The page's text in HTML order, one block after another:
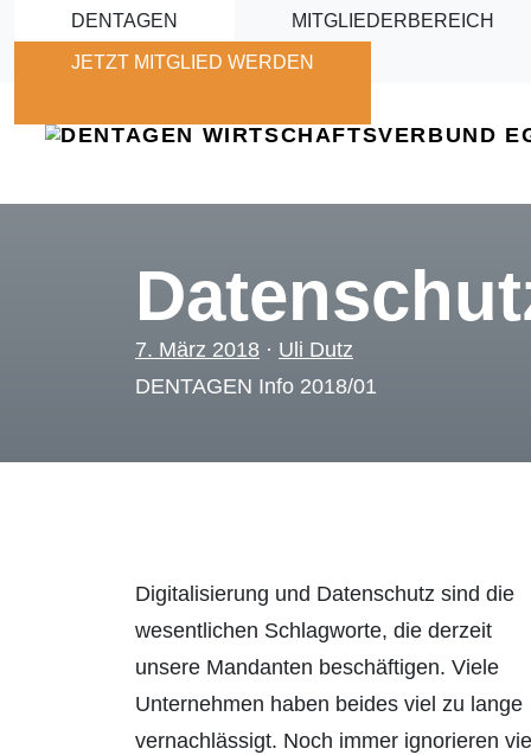
Skip to main content
DENTAGEN MITGLIEDERBEREICH
JETZT MITGLIED WERDEN
7. März 2018 · Uli Dutz
DENTAGEN Info 2018/01
Digitalisierung und Datenschutz sind die
wesentlichen Schlag­worte, die derzeit
unsere Mandanten beschäftigen. Viele
Unter­nehmen haben beides viel zu lange
vernachlässigt. Noch immer ignorieren